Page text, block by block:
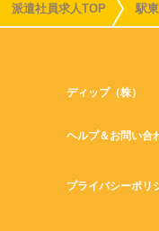
派遣社員求人TOP 駅
ディップ（株）
ヘルプ＆お問い合
プライバシーポリ